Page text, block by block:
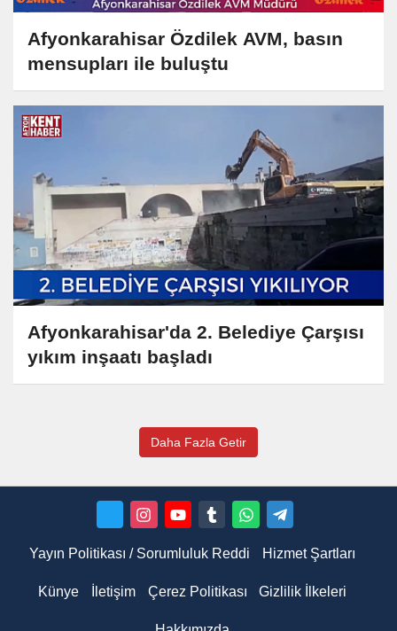
Afyonkarahisar Özdilek AVM, basın
mensupları ile buluştu
Afyonkarahisar'da 2. Belediye Çarşısı
yıkım inşaatı başladı
Daha Fazla Getir
Yayın Politikası / Sorumluluk Reddi Hizmet Şartları
Künye İletişim Çerez Politikası Gizlilik İlkeleri